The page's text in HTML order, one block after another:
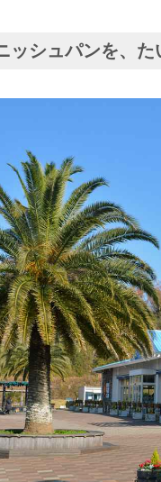
ッシュパンを、た